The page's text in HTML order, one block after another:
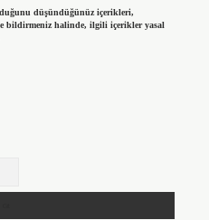
düşündüğünüz içerikleri,
bildirmeniz halinde, ilgili içerikler yasal